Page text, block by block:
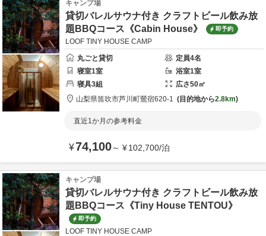
キャンプ場
貸切バレルサウナ付き クラフトビール飲み放
題BBQコース《Cabin House》
即予約
LOOF TINY HOUSE CAMP
丸ごと貸切
定員4名
寝室1室 浴室1室
寝具3組 広さ50㎡
山梨県笛吹市芦川町鶯宿620-1 目的地から2.8km
直近1か月の参考料金
¥74,100～ ¥102,700/泊
キャンプ場
貸切バレルサウナ付き クラフトビール飲み放
題BBQコース《Tiny House TENTOU》
即予約
LOOF TINY HOUSE CAMP